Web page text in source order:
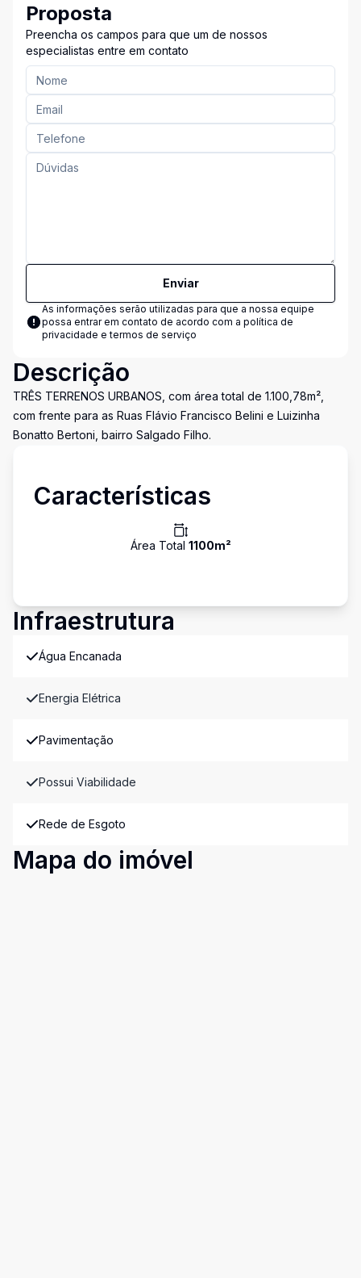
Proposta
Preencha os campos para que um de nossos
especialistas entre em contato
Enviar
As informações serão utilizadas para que a nossa equipe
possa entrar em contato de acordo com a política de
privacidade e termos de serviço
Descrição
TRÊS TERRENOS URBANOS, com área total de 1.100,78m²,
com frente para as Ruas Flávio Francisco Belini e Luizinha
Bonatto Bertoni, bairro Salgado Filho.
Características
Área Total 1100m²
Infraestrutura
Água Encanada
Energia Elétrica
Pavimentação
Possui Viabilidade
Rede de Esgoto
Mapa do imóvel